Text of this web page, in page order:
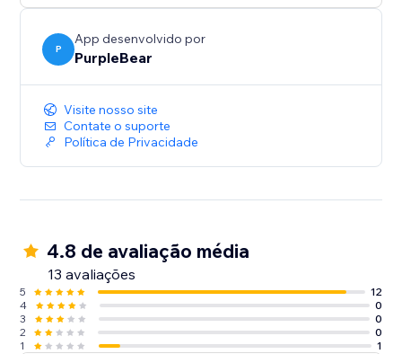
P
App desenvolvido por
PurpleBear
Visite nosso site
Contate o suporte
Política de Privacidade
4.8 de avaliação média
13 avaliações
5
12
4
0
3
0
2
0
1
1